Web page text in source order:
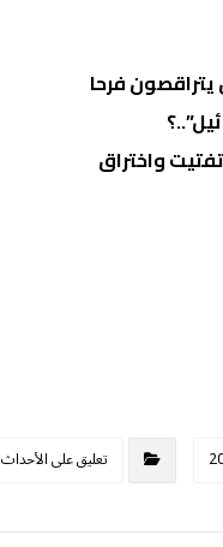
يتراقصون فرحا
واختراق
تعليق على الأحداث